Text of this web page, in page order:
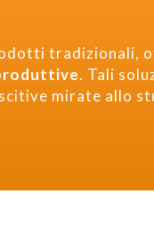
tradizionali,
. Tali
mirate allo